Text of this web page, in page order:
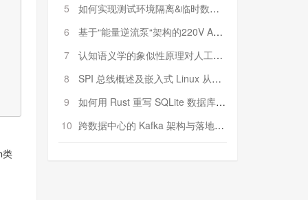
类
5
如何实现测试环境隔离&临时数据库（pytest+SQLite）
6
基于“能量逆流泵“架构的220V AC至20V DC 300W高效电源设计
7
认知语义学的象似性原理对人工智能自然语言处理深层语义分析的影响与启示
8
SPI 总线概述及嵌入式 Linux 从属 SPI 设备驱动程序开发（第二部分，实践）
9
如何用 Rust 重写 SQLite 数据库（二）:是否有市场空间？
10 跨数据中心的 Kafka 架构与落地实战